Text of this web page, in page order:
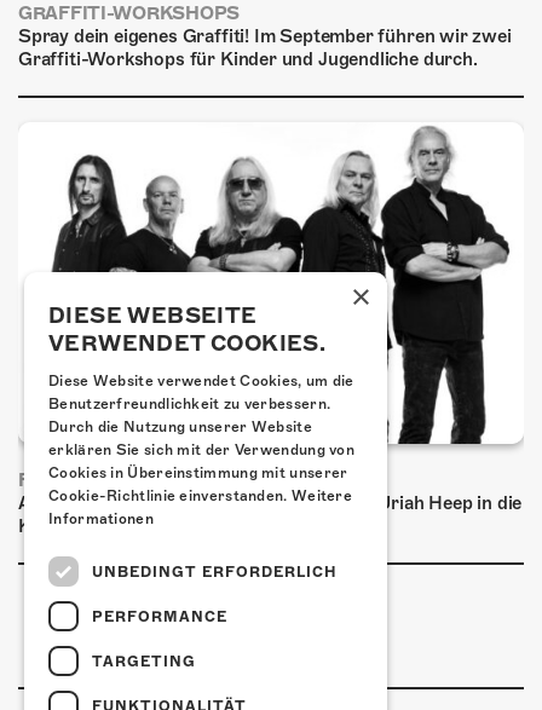
GRAFFITI-WORKSHOPS
Spray dein eigenes Graffiti! Im September führen wir zwei
Graffiti-Workshops für Kinder und Jugendliche durch.
FRISCH BESTÄTIGT: URIAH HEEP
Am Sonntag, 15. November 2026 kommen Uriah Heep in die
Kulturfabrik Kofmehl!
×
DIESE WEBSEITE
VERWENDET COOKIES.
Diese Website verwendet Cookies, um die
Benutzerfreundlichkeit zu verbessern.
Durch die Nutzung unserer Website
erklären Sie sich mit der Verwendung von
Cookies in Übereinstimmung mit unserer
Cookie-Richtlinie einverstanden. Weitere
Informationen
UNBEDINGT ERFORDERLICH
PERFORMANCE
TARGETING
FUNKTIONALITÄT